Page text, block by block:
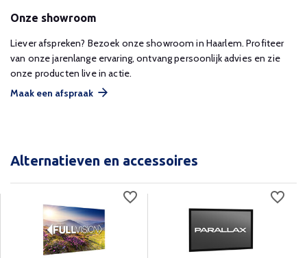
Onze showroom
Liever afspreken? Bezoek onze showroom in Haarlem. Profiteer
van onze jarenlange ervaring, ontvang persoonlijk advies en zie
onze producten live in actie.
Maak een afspraak
Alternatieven en accessoires